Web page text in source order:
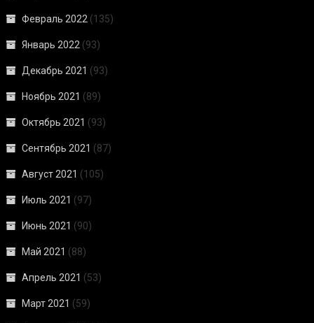
Февраль 2022 (135)
Январь 2022 (93)
Декабрь 2021 (93)
Ноябрь 2021 (89)
Октябрь 2021 (93)
Сентябрь 2021 (87)
Август 2021 (105)
Июль 2021 (97)
Июнь 2021 (90)
Май 2021 (88)
Апрель 2021 (53)
Март 2021 (59)